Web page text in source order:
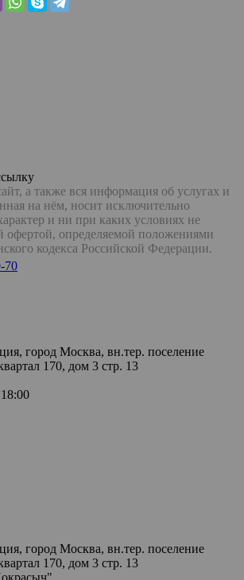
а также вся информация об услугах и
на нём, носит исключительно
и ни при каких условиях не
офертой, определяемой положениями
кодекса Российской Федерации.
70
город Москва, вн.тер. поселение
170, дом 3 стр. 13
город Москва, вн.тер. поселение
170, дом 3 стр. 13